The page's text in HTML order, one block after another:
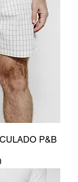
P&B